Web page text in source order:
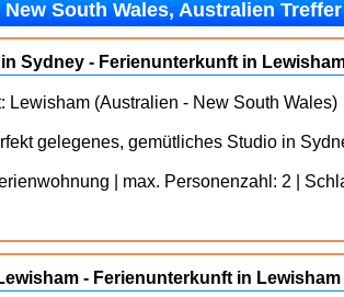
South Wales, Australien
Sydney - Ferienunterkunft in
Lewisham (Australien - New South Wales)
gelegenes, gemütliches Studio in
| max. Personenzahl: 2 |
- Ferienunterkunft in